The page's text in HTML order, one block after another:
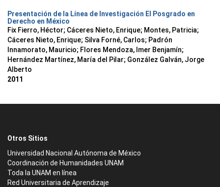
Presentación de la Línea de Investigación El Posgrado en
Derecho en México
Fix Fierro, Héctor; Cáceres Nieto, Enrique; Montes, Patricia;
Cáceres Nieto, Enrique; Silva Forné, Carlos; Padrón
Innamorato, Mauricio; Flores Mendoza, Imer Benjamín;
Hernández Martínez, María del Pilar; González Galván, Jorge
Alberto
2011
Otros Sitios
Universidad Nacional Autónoma de México
Coordinación de Humanidades UNAM
Toda la UNAM en línea
Red Universitaria de Aprendizaje